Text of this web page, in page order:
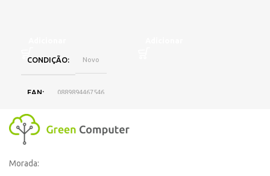
CONDIÇÃO Novo
EAN 0889894467546
DISPONIBILIDADE
,
Morada: